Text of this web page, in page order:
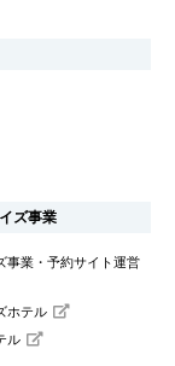
ズ事業
事業・予約サイト運営
ホテル
ル